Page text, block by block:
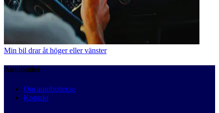
Min bil drar åt höger eller vänster
Autobutler
Om autobutler.se
Kontakt